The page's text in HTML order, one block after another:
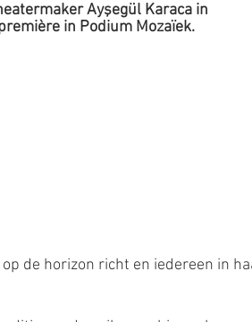
Ayşegül Karaca in
in Podium Mozaïek.
de horizon richt en iedereen in